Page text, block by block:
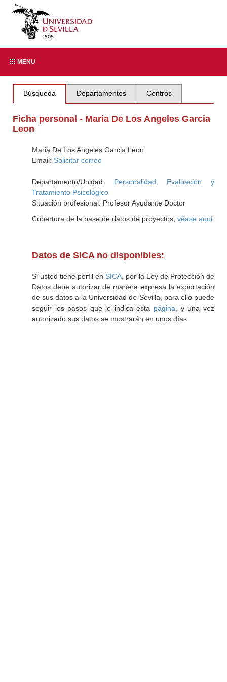
MENU
Búsqueda Departamentos Centros
Ficha personal - Maria De Los Angeles Garcia
Leon
Maria De Los Angeles Garcia Leon
Email: Solicitar correo
Departamento/Unidad: Personalidad, Evaluación y
Tratamiento Psicológico
Situación profesional: Profesor Ayudante Doctor
Cobertura de la base de datos de proyectos, véase aqui
Datos de SICA no disponibles:
Si usted tiene perfil en SICA , por la Ley de Protección de
Datos debe autorizar de manera expresa la exportación
de sus datos a la Universidad de Sevilla, para ello puede
seguir los pasos que le indica esta página , y una vez
autorizado sus datos se mostrarán en unos días